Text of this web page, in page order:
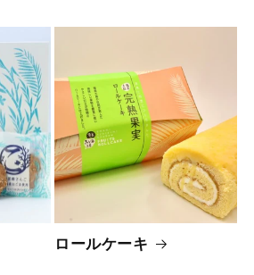
ロールケーキ